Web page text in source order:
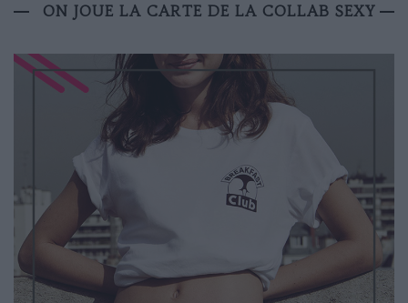
ON JOUE LA CARTE DE LA COLLAB SEXY